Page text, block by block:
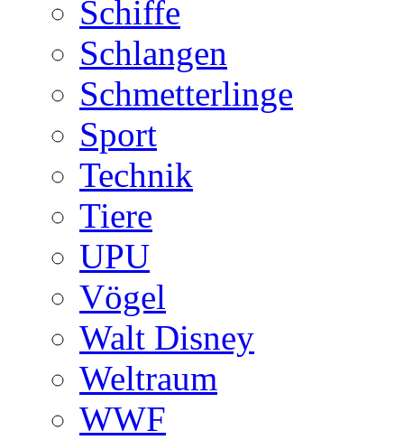
Schiffe
Schlangen
Schmetterlinge
Sport
Technik
Tiere
UPU
Vögel
Walt Disney
Weltraum
WWF